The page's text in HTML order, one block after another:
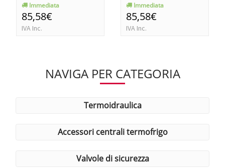
Immediata
85,58€
IVA Inc.
Immediata
85,58€
IVA Inc.
NAVIGA PER CATEGORIA
termoidraulica
accessori centrali termofrigo
valvole di sicurezza